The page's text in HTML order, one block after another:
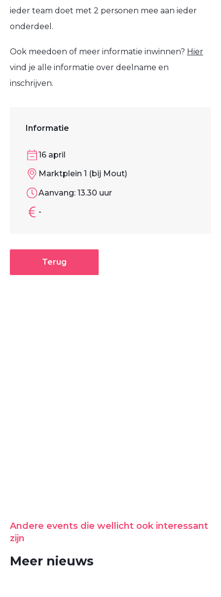
ieder team doet met 2 personen mee aan ieder
onderdeel.
Ook meedoen of meer informatie inwinnen? Hier
vind je alle informatie over deelname en
inschrijven.
Informatie
16 april
Marktplein 1 (bij Mout)
Aanvang: 13.30 uur
-
Terug
Andere events die wellicht ook interessant
zijn
Meer nieuws